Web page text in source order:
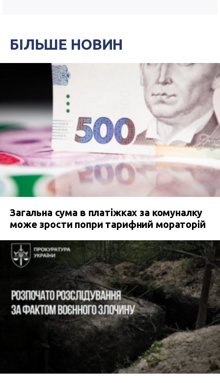
БІЛЬШЕ НОВИН
Загальна сума в платіжках за комуналку
може зрости попри тарифний мораторій